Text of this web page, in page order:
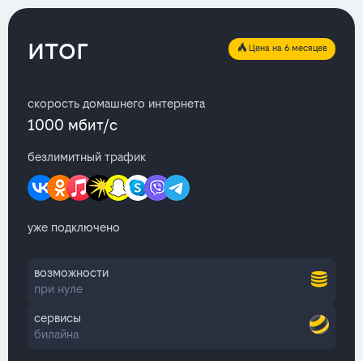
итог Цена на 6 месяцев
скорость домашнего интернета
1000 мбит/с
безлимитный трафик
уже подключено
возможности
при нуле
сервисы
билайна